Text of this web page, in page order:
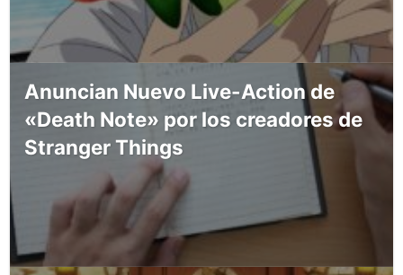
Anuncian Nuevo Live-Action de
«Death Note» por los creadores de
Stranger Things